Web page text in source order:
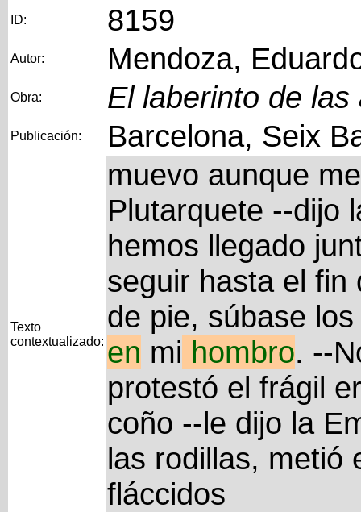
ID: 8159
Autor: Mendoza,
Obra: El laberinto de las
Publicación: Barcelona, Seix
Texto
contextualizado:
muevo aunque
Plutarquete --dijo
hemos llegado
seguir hasta el fin
de pie, súbase
en mi hombro. --
protestó el frágil
coño --le dijo la
las rodillas, metió
fláccidos